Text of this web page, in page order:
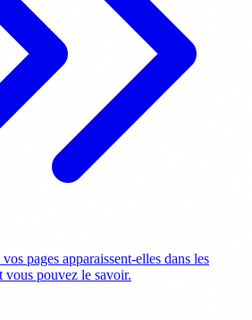
pages apparaissent-elles dans les
vous pouvez le savoir.